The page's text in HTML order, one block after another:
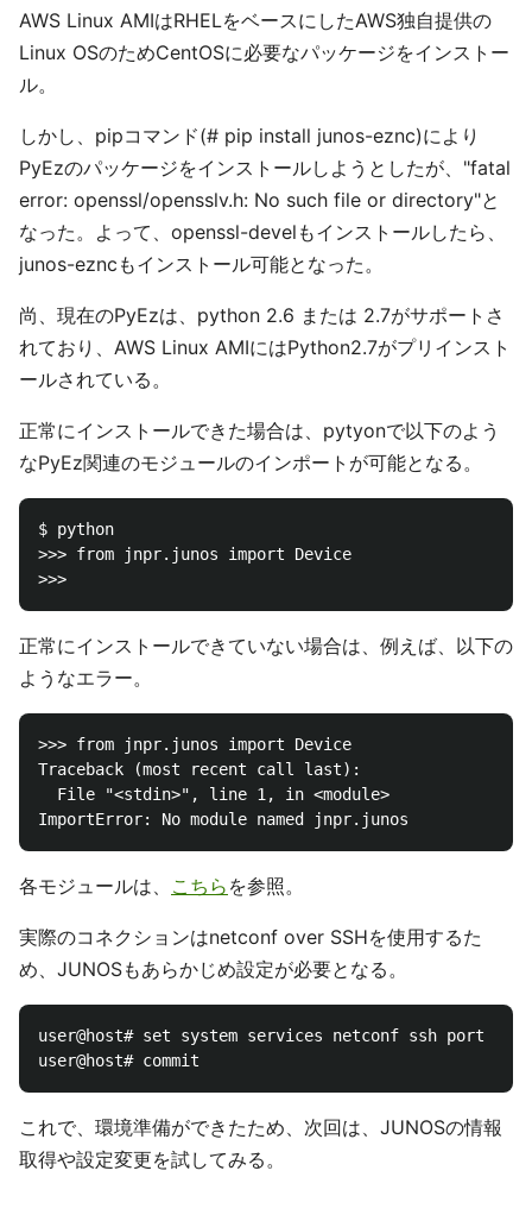
AWS Linux AMIはRHELをベースにしたAWS独自提供の
Linux OSのためCentOSに必要なパッケージをインストー
ル。
しかし、pipコマンド(# pip install junos-eznc)により
PyEzのパッケージをインストールしようとしたが、"fatal
error: openssl/opensslv.h: No such file or directory"と
なった。よって、openssl-develもインストールしたら、
junos-ezncもインストール可能となった。
尚、現在のPyEzは、python 2.6 または 2.7がサポートさ
れており、AWS Linux AMIにはPython2.7がプリインスト
ールされている。
正常にインストールできた場合は、pytyonで以下のよう
なPyEz関連のモジュールのインポートが可能となる。
$ python
>>> from jnpr.junos import Device
正常にインストールできていない場合は、例えば、以下の
ようなエラー。
>>> from jnpr.junos import Device
Traceback (most recent call last):
  File "<stdin>", line 1, in <module>
各モジュールは、 こちら を参照。
実際のコネクションはnetconf over SSHを使用するた
め、JUNOSもあらかじめ設定が必要となる。
user@host# set system services netconf ssh port 22
これで、環境準備ができたため、次回は、JUNOSの情報
取得や設定変更を試してみる。